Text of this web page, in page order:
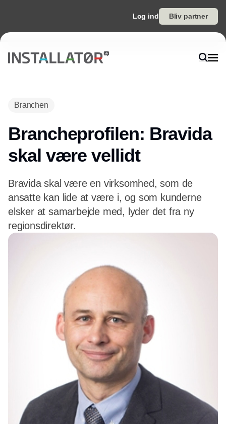
Log ind Bliv partner
Branchen
Brancheprofilen: Bravida
skal være vellidt
Bravida skal være en virksomhed, som de
ansatte kan lide at være i, og som kunderne
elsker at samarbejde med, lyder det fra ny
regionsdirektør.